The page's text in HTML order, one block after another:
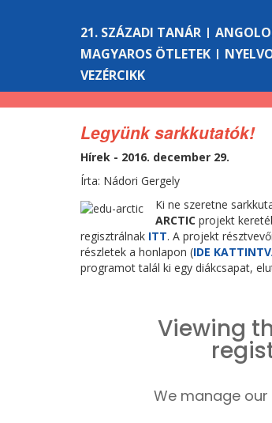
21. SZÁZADI TANÁR
MAGYAROS ÖTLETEK
VEZÉRCIKK
Legyünk sarkkutatók!
Hírek - 2016. december 29.
Írta: Nádori Gergely
Ki ne szeretne
ARCTIC projekt
regisztrálnak ITT. A projekt
részletek a honlapon (IDE
programot talál ki egy diákcsapat,